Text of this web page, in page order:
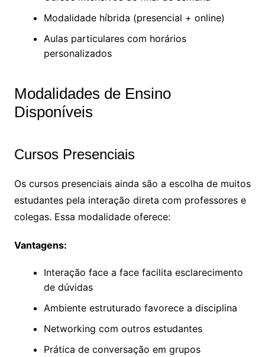
Modalidade híbrida (presencial + online)
Aulas particulares com horários
personalizados
Modalidades de Ensino
Disponíveis
Cursos Presenciais
Os cursos presenciais ainda são a escolha de muitos
estudantes pela interação direta com professores e
colegas. Essa modalidade oferece:
Vantagens:
Interação face a face facilita esclarecimento
de dúvidas
Ambiente estruturado favorece a disciplina
Networking com outros estudantes
Prática de conversação em grupos